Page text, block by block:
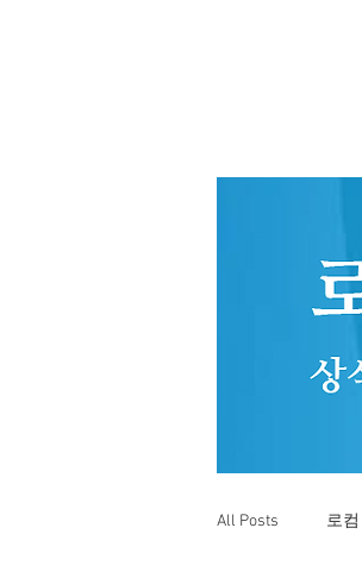
All Posts 로컴